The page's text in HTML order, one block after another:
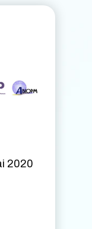
2020